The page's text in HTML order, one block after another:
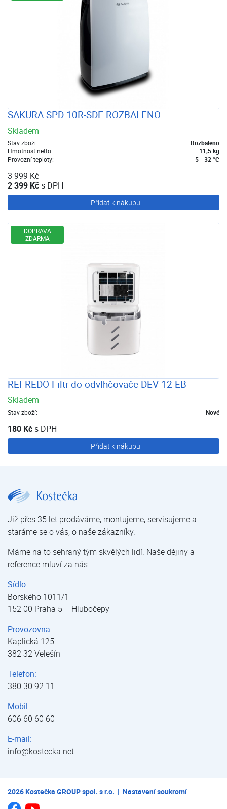
SAKURA SPD 10R-SDE ROZBALENO
Skladem
Stav zboží:
Rozbaleno
Hmotnost netto:
11,5 kg
Provozní teploty:
5 - 32 °C
3 999 Kč
2 399 Kčs DPH
Přidat k nákupu
DOPRAVA
ZDARMA
REFREDO Filtr do odvlhčovače DEV 12 EB
Skladem
Stav zboží: Nové
180 Kčs DPH
Přidat k nákupu
Již přes 35 let prodáváme, montujeme, servisujeme a
staráme se o vás, o naše zákazníky.
Máme na to sehraný tým skvělých lidí. Naše dějiny a
reference mluví za nás.
Sídlo:
Borského 1011/1
152 00 Praha 5 – Hlubočepy
Provozovna:
Kaplická 125
382 32 Velešín
Telefon:
380 30 92 11
Mobil:
606 60 60 60
E-mail:
info@kostecka.net
2026Kostečka GROUP spol. s r.o. | Nastavení soukromí